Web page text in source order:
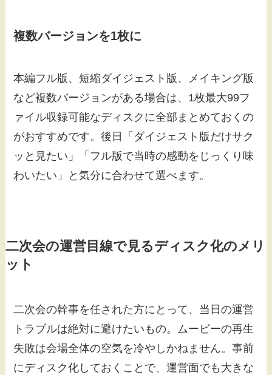
複数バージョンを1枚に
本編フル版、短縮ダイジェスト版、メイキング版
など複数バージョンがある場合は、1枚最大99フ
ァイル収録可能なディスクに全部まとめておくの
がおすすめです。後日「ダイジェスト版だけサク
ッと見たい」「フル版で当時の感動をじっくり味
わいたい」と気分に合わせて選べます。
二次会の運営目線で見るディスク化のメリ
ット
二次会の幹事を任された方にとって、当日の運営
トラブルは絶対に避けたいもの。ムービーの再生
失敗は会場全体の空気を冷やしかねません。事前
にディスク化しておくことで、運営面でも大きな